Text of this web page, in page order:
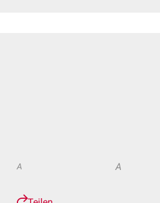
A A